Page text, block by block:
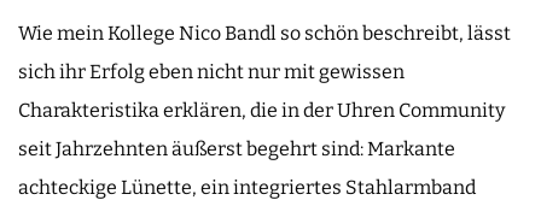
Wie mein Kollege Nico Bandl so schön beschreibt, lässt
sich ihr Erfolg eben nicht nur mit gewissen
Charakteristika erklären, die in der Uhren Community
seit Jahrzehnten äußerst begehrt sind: Markante
achteckige Lünette, ein integriertes Stahlarmband